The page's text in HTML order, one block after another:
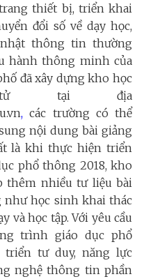
thiết bị, triển khai
đổi số về dạy học,
thông tin thường
hành thông minh của
đã xây dựng kho học
tại địa
, các trường có thể
nội dung bài giảng
là khi thực hiện triển
phổ thông 2018, kho
thêm nhiều tư liệu bài
như học sinh khai thác
và học tập. Với yêu cầu
trình giáo dục phổ
tư duy, năng lực
nghệ thông tin phần